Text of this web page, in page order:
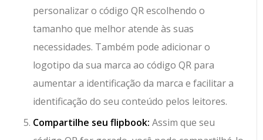
personalizar o código QR escolhendo o
tamanho que melhor atende às suas
necessidades. Também pode adicionar o
logotipo da sua marca ao código QR para
aumentar a identificação da marca e facilitar a
identificação do seu conteúdo pelos leitores.
Compartilhe seu flipbook: Assim que seu